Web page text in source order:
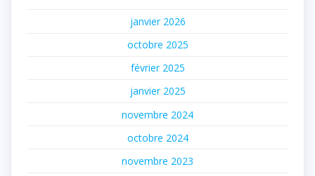
janvier 2026
octobre 2025
février 2025
janvier 2025
novembre 2024
octobre 2024
novembre 2023